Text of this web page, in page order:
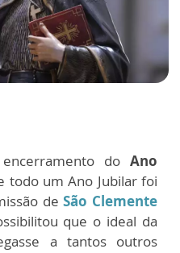
do Ano
todo um Ano Jubilar foi
deSão Clemente
que o ideal da
a tantos outros